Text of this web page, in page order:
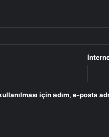
için adım, e-posta